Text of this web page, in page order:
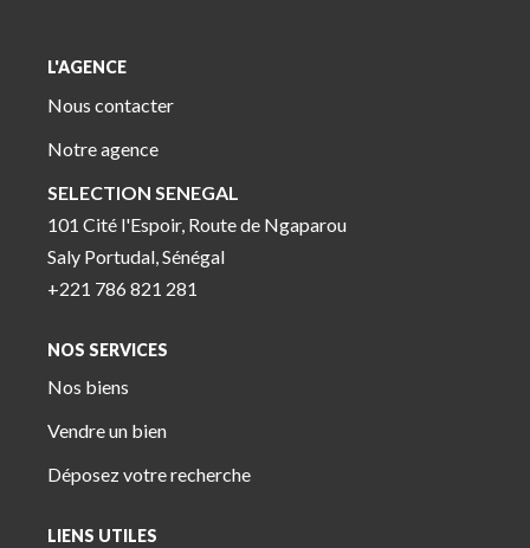
L'AGENCE
Nous contacter
Notre agence
SELECTION SENEGAL
101 Cité l'Espoir, Route de Ngaparou
Saly Portudal, Sénégal
+221 786 821 281
NOS SERVICES
Nos biens
Vendre un bien
Déposez votre recherche
LIENS UTILES